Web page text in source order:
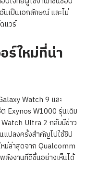
เป็นเอกลักษณ์ และไม่
แวร์
ร์ใหม่ที่น่า
Watch 9 และ
Exynos W1000 รุ่นเดิม
Ultra 2 กลับมีข่าว
แปลงครั้งสำคัญไปใช้ชิป
ม่ล่าสุดจาก Qualcomm
ลังงานที่ดีขึ้นอย่างเห็นได้